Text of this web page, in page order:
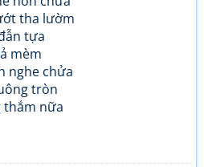
tha lườm
tựa
mèm
nghe chửa
tròn
thắm nữa